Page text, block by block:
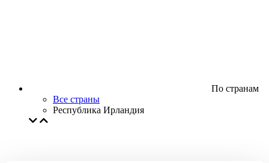
По странам
Все страны
Республика Ирландия